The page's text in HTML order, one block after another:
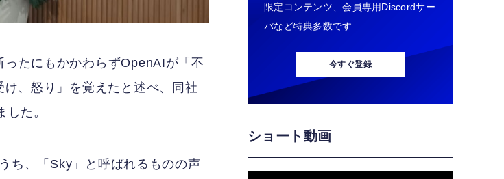
たにもかかわらずOpenAIが「不
、怒り」を覚えたと述べ、同社
た。
ち、「Sky」と呼ばれるものの声
限定コンテンツ、会員専用Discordサー
バなど特典多数です
今すぐ登録
ショート動画